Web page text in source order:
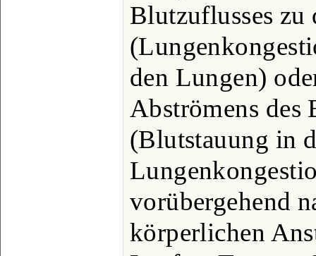
Blutzuflusses zu
den Lungen)
Abströmens des
(Blutstauung in
vorübergehend
körperlichen